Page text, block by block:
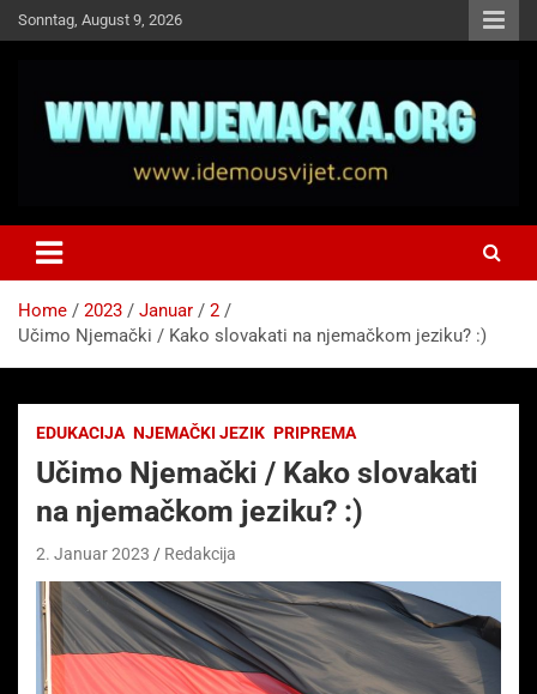
Skip
to
Sonntag, August 9, 2026
Idemo u Svijet-Njemacka!
Home 2023 Januar
2
Učimo Njemački / Kako slovakati na njemačkom jeziku? :)
EDUKACIJA NJEMAČKI JEZIK PRIPREMA
Učimo Njemački / Kako slovakati
na njemačkom jeziku? :)
2. Januar 2023 Redakcija